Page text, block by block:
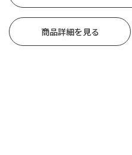
商品詳細を見る